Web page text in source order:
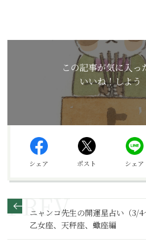
この記事が気に入っ
いいね！しよう
シェア ポスト シェア
ニャンコ先生の開運星占い（3/4
乙女座、天秤座、蠍座編